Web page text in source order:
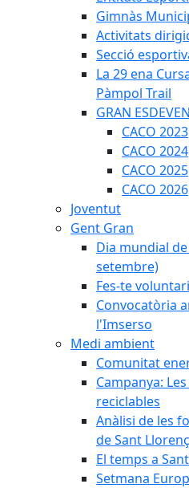
Gimnàs
Activitats
Secció
La 29 ena
Pàmpol Trail
GRAN
CACO 2023
CACO 2024
CACO 2025
CACO 2026
Joventut
Gent Gran
Dia mundial
setembre)
Fes-te
Convocatòria
l'Imserso
Medi ambient
Comunitat
Campanya:
reciclables
Anàlisi de les
de Sant
El temps a
Setmana